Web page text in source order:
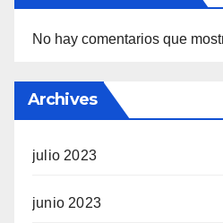
No hay comentarios que
Archives
julio 2023
junio 2023